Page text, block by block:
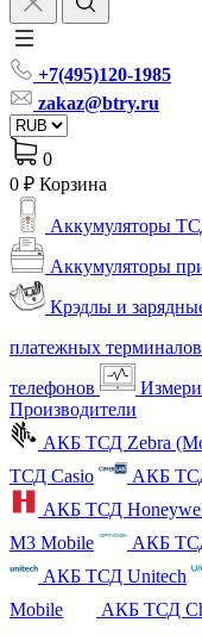
+7(495)120-1985
zakaz@btry.ru
0
0 ₽ Корзина
Аккумуляторы
Аккумуляторы
Крэдлы и
платежных терминалов
телефонов
Производители
АКБ ТСД Zebra
ТСД Casio
АКБ
АКБ ТСД
M3 Mobile
АКБ
АКБ ТСД Unitech
Mobile
АКБ ТСД